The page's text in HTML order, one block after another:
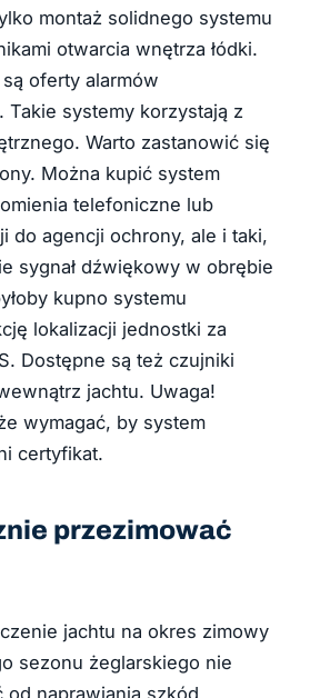
montaż solidnego systemu
otwarcia wnętrza łódki.
oferty alarmów
systemy korzystają z
Warto zastanowić się
Można kupić system
telefoniczne lub
do agencji ochrony, ale i taki,
sygnał dźwiękowy w obrębie
kupno systemu
lokalizacji jednostki za
Dostępne są też czujniki
jachtu. Uwaga!
wymagać, by system
certyfikat.
przezimować
jachtu na okres zimowy
sezonu żeglarskiego nie